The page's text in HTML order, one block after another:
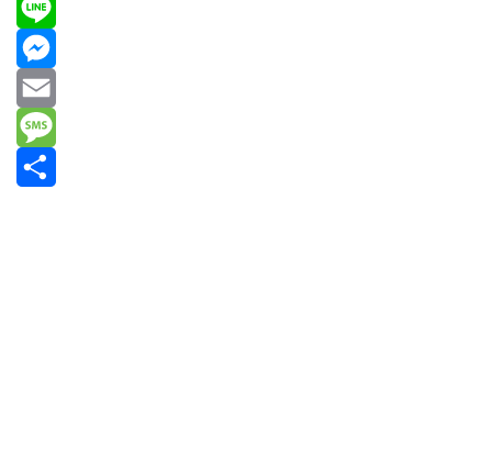
Twitter
Line
Messenger
Email
Message